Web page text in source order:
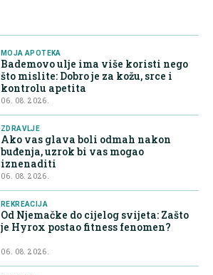
MOJA APOTEKA
Bademovo ulje ima više koristi nego
što mislite: Dobro je za kožu, srce i
kontrolu apetita
06. 08. 2026.
ZDRAVLJE
Ako vas glava boli odmah nakon
buđenja, uzrok bi vas mogao
iznenaditi
06. 08. 2026.
REKREACIJA
Od Njemačke do cijelog svijeta: Zašto
je Hyrox postao fitness fenomen?
06. 08. 2026.